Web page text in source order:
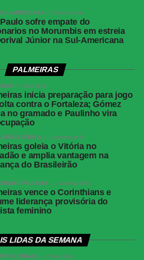
AMERICANA 3 meses atrás
sofre empate do
no Morumbis em estreia
Júnior na Sul-Americana
PALMEIRAS
3 dias atrás
inicia preparação para jogo
contra o Fortaleza; Gómez
no gramado e Paulinho vira
SÉRIE A 1 semana atrás
goleia o Vitória no
e amplia vantagem na
do Brasileirão
PAULISTA 1 semana atrás
vence o Corinthians e
liderança provisória do
feminino
LIDAS DA SEMANA
DO BRASIL 2 dias atrás